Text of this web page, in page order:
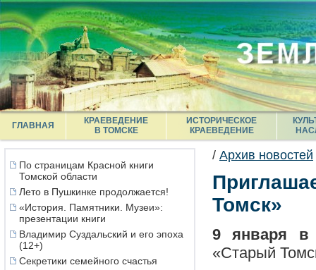
ГЛАВНАЯ
КРАЕВЕДЕНИЕ
В ТОМСКЕ
ИСТОРИЧЕСКОЕ
КРАЕВЕДЕНИЕ
По страницам Красной книги
Томской области
Лето в Пушкинке продолжается!
«История. Памятники. Музеи»:
презентации книги
Владимир Суздальский и его эпоха
(12+)
Секретики семейного счастья
/ Архив новостей
Томск»
9 января в
«Старый